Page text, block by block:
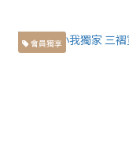
會員獨享